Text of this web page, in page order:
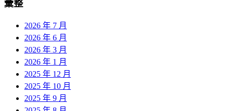
彙整
2026 年 7 月
2026 年 6 月
2026 年 3 月
2026 年 1 月
2025 年 12 月
2025 年 10 月
2025 年 9 月